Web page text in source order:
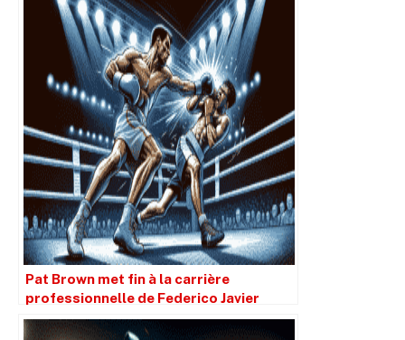
Pat Brown met fin à la carrière
professionnelle de Federico Javier
Grandone lors de son débuts.